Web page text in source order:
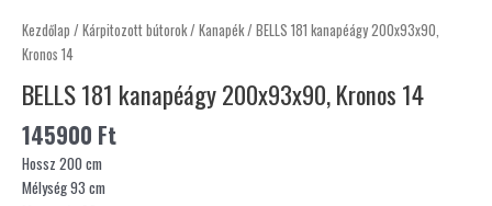
Kezdőlap / Kárpitozott bútorok/ Kanapék/ BELLS 181 kanapéágy 200x93x90,
Kronos 14
BELLS 181 kanapéágy 200x93x90, Kronos 14
145900 Ft
Hossz 200 cm
Mélység 93 cm
mennyiség